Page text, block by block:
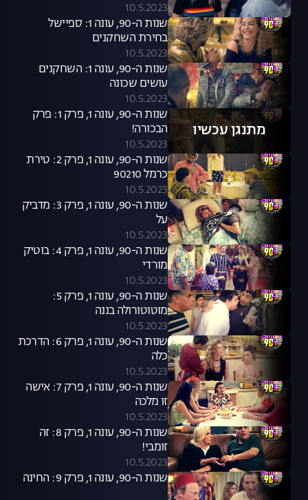
10.5.2023
שנות ה-90, עונה 1: ספיישל
בחירת השחקנים
10.5.2023
שנות ה-90, עונה 1: השחקנים
עושים שכונה
10.5.2023
מתנגן עכשיו
שנות ה-90, עונה 1, פרק 1: פרק
הבכורה!
10.5.2023
שנות ה-90, עונה 1, פרק 2: טירת
כרמל 90210
10.5.2023
שנות ה-90, עונה 1, פרק 3: מדביק
על
10.5.2023
שנות ה-90, עונה 1, פרק 4: בוטיק
מורדי
10.5.2023
שנות ה-90, עונה 1, פרק 5:
מוטוטורולה בננה
10.5.2023
שנות ה-90, עונה 1, פרק 6: הדרכת
כלה
10.5.2023
שנות ה-90, עונה 1, פרק 7: אישה
זו מלכה
10.5.2023
שנות ה-90, עונה 1, פרק 8: זה
זומבי!
10.5.2023
שנות ה-90, עונה 1, פרק 9: החינה